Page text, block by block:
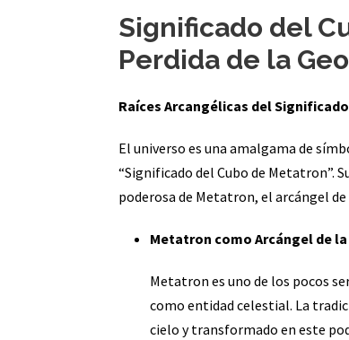
Significado del
Perdida de la
Raíces Arcangélicas del
El universo es una amalgama de
“Significado del Cubo de Metatron”.
poderosa de Metatron, el arcángel
Metatron como Arcángel de la
Metatron es uno de los pocos
como entidad celestial. La
cielo y transformado en este